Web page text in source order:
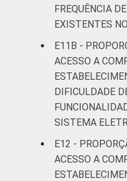
FREQUÊNCIA
EXISTENTES
E11B -
ACESSO A
DIFICULDADE
SISTEMA
E12 -
ACESSO A